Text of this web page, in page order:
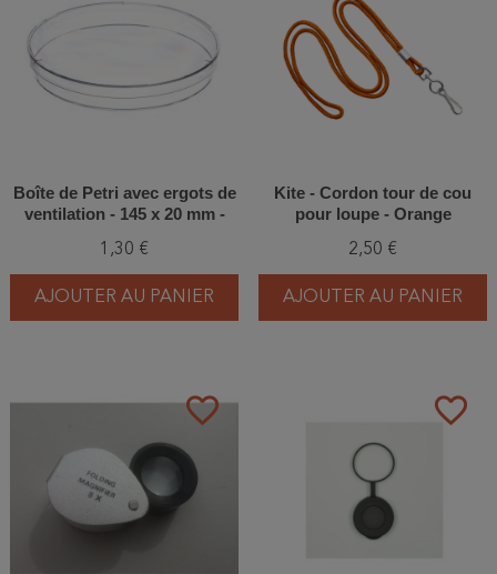
Boîte de Petri avec ergots de
ventilation - 145 x 20 mm -
1,30 €
AJOUTER AU PANIER
Kite - Cordon tour de cou
pour loupe - Orange
2,50 €
AJOUTER AU PANIER
favorite_border favorite_border